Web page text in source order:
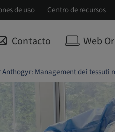
de uso Centro de recursos
Contacto Web
Management dei tessuti